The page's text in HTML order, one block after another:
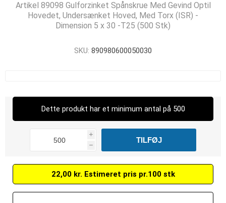
Artikel 89098 Gulforzinket Spånskrue Med Gevind Optil
Hovedet, Undersænket Hoved, Med Torx (ISR) -
Dimension 5 x 30 -T25 (500 Stk)
SKU: 890980600050030
Dette produkt har et minimum antal på 500
i
h
22,00 kr. Estimeret pris pr.100 stk